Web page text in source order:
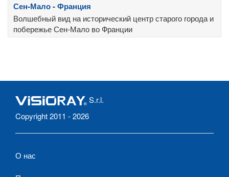
Сен-Мало - Франция
Волшебный вид на исторический центр старого города и
побережье Сен-Мало во Франции
S.r.l.
Copyright 2011 - 2026
О нас